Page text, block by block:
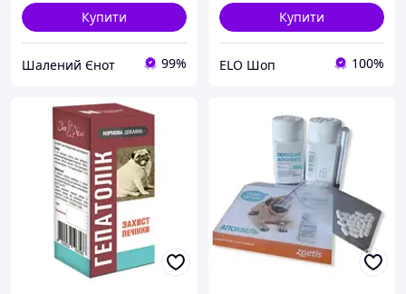
Купити
Шалений Єнот 99%
Купити
ELO Шоп 100%